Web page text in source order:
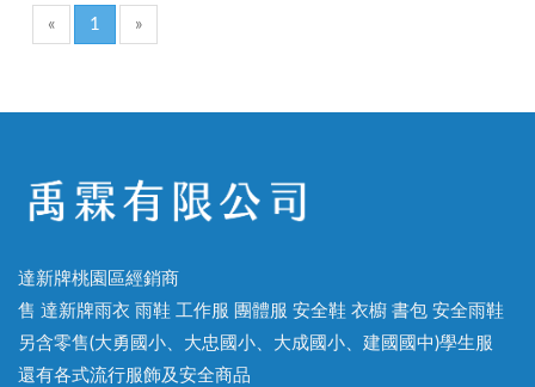
« 1 »
達新牌桃園區經銷商
售 達新牌雨衣 雨鞋 工作服 團體服 安全鞋 衣櫥 書包 安全雨鞋
另含零售(大勇國小、大忠國小、大成國小、建國國中)學生服
還有各式流行服飾及安全商品